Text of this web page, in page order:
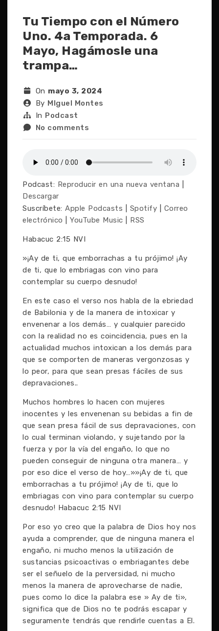
Tu Tiempo con el Número
Uno. 4a Temporada. 6
Mayo, Hagámosle una
trampa…
On mayo 3, 2024
By MIguel Montes
In Podcast
No comments
Podcast: Reproducir en una nueva ventana
Descargar
Suscríbete: Apple Podcasts Spotify
Correo
electrónico
YouTube Music RSS
Habacuc 2:15 NVI
»¡Ay de ti, que emborrachas a tu prójimo! ¡Ay
de ti, que lo embriagas con vino para
contemplar su cuerpo desnudo!
En este caso el verso nos habla de la ebriedad
de Babilonia y de la manera de intoxicar y
envenenar a los demás… y cualquier parecido
con la realidad no es coincidencia, pues en la
actualidad muchos intoxican a los demás para
que se comporten de maneras vergonzosas y
lo peor, para que sean presas fáciles de sus
depravaciones..
Muchos hombres lo hacen con mujeres
inocentes y les envenenan su bebidas a fin de
que sean presa fácil de sus depravaciones, con
lo cual terminan violando, y sujetando por la
fuerza y por la vía del engaño, lo que no
pueden conseguir de ninguna otra manera… y
por eso dice el verso de hoy…»»¡Ay de ti, que
emborrachas a tu prójimo! ¡Ay de ti, que lo
embriagas con vino para contemplar su cuerpo
desnudo! Habacuc 2:15 NVI
Por eso yo creo que la palabra de Dios hoy nos
ayuda a comprender, que de ninguna manera el
engaño, ni mucho menos la utilización de
sustancias psicoactivas o embriagantes debe
ser el señuelo de la perversidad, ni mucho
menos la manera de aprovecharse de nadie,
pues como lo dice la palabra ese » Ay de ti»,
significa que de Dios no te podrás escapar y
seguramente tendrás que rendirle cuentas a El.